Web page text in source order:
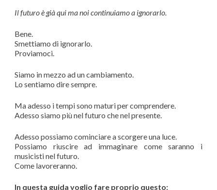
Il futuro è già qui ma noi continuiamo a ignorarlo.
Bene.
Smettiamo di ignorarlo.
Proviamoci.
Siamo in mezzo ad un cambiamento.
Lo sentiamo dire sempre.
Ma adesso i tempi sono maturi per comprendere.
Adesso siamo più nel futuro che nel presente.
Adesso possiamo cominciare a scorgere una luce.
Possiamo riuscire ad immaginare come saranno i
musicisti nel futuro.
Come lavoreranno.
In questa guida voglio fare proprio questo: